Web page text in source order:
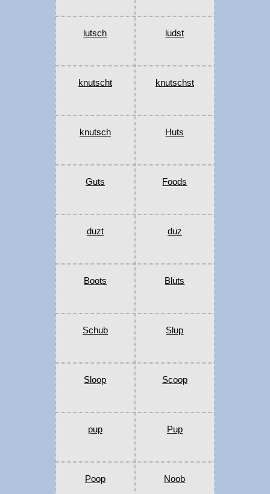
lutsch ludst
knutscht knutschst
knutsch Huts
Guts Foods
duzt duz
Boots Bluts
Schub Slup
Sloop Scoop
pup Pup
Poop Noob